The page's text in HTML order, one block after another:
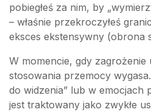
pobiegłeś za nim, by
– właśnie przekroczyłeś
eksces ekstensywny (obrona
W momencie, gdy zagrożenie
stosowania przemocy
do widzenia” lub w emocjach
jest traktowany jako zwykłe